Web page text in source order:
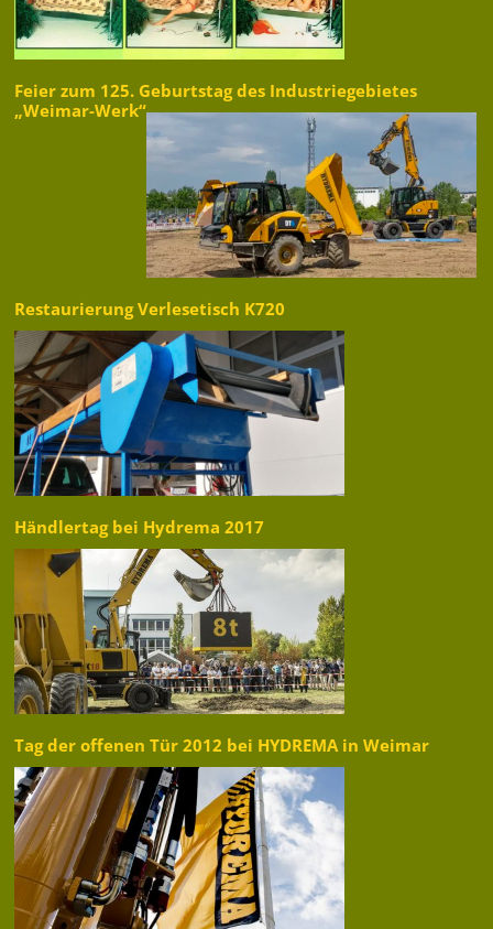
Feier zum 125. Geburtstag des Industriegebietes
„Weimar-Werk“
Restaurierung Verlesetisch K720
Händlertag bei Hydrema 2017
Tag der offenen Tür 2012 bei HYDREMA in Weimar